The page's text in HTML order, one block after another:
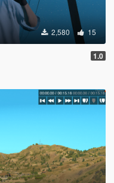
2,580 15
1.0